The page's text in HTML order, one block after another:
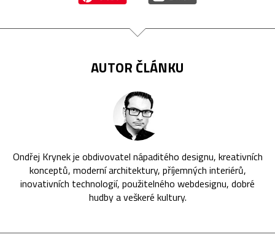
AUTOR ČLÁNKU
Ondřej Krynek je obdivovatel nápaditého designu, kreativních
konceptů, moderní architektury, příjemných interiérů,
inovativních technologií, použitelného webdesignu, dobré
hudby a veškeré kultury.